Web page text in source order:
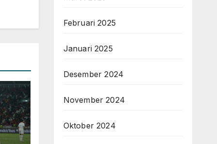
Februari 2025
Januari 2025
Desember 2024
November 2024
Oktober 2024